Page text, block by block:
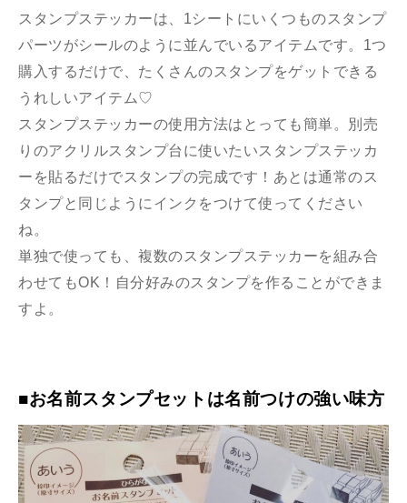
スタンプステッカーは、1シートにいくつものスタンプ
パーツがシールのように並んでいるアイテムです。1つ
購入するだけで、たくさんのスタンプをゲットできる
うれしいアイテム♡
スタンプステッカーの使用方法はとっても簡単。別売
りのアクリルスタンプ台に使いたいスタンプステッカ
ーを貼るだけでスタンプの完成です！あとは通常のス
タンプと同じようにインクをつけて使ってください
ね。
単独で使っても、複数のスタンプステッカーを組み合
わせてもOK！自分好みのスタンプを作ることができま
すよ。
■お名前スタンプセットは名前つけの強い味方